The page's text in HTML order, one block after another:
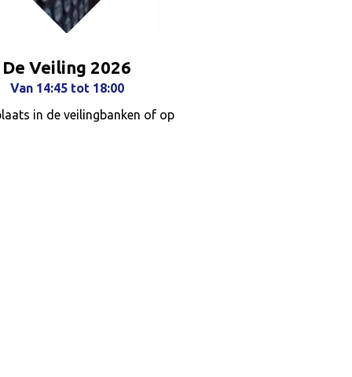
De Veiling 2026
Van 14:45 tot 18:00
in de veilingbanken of op